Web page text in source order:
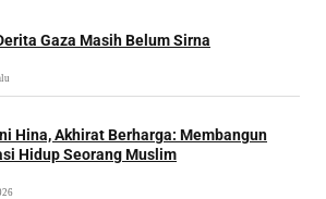
Gaza Masih Belum Sirna
Hina, Akhirat Berharga: Membangun
Hidup Seorang Muslim